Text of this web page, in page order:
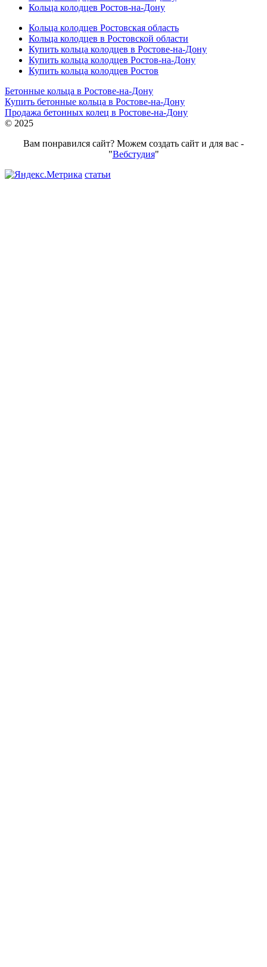
Кольца колодцев Ростов-на-Дону
Кольца колодцев Ростовская область
Кольца колодцев в Ростовской области
Купить кольца колодцев в Ростове-на-Дону
Купить кольца колодцев Ростов-на-Дону
Купить кольца колодцев Ростов
Бетонные кольца в Ростове-на-Дону
Купить бетонные кольца в Ростове-на-Дону
Продажа бетонных колец в Ростове-на-Дону
© 2025
Вам понравился сайт? Можем создать сайт и для вас -
"Вебстудия"
статьи